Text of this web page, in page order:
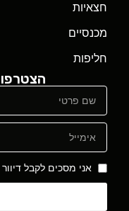
חצאיות
מכנסיים
חליפות
הצטרפו
אני מסכים לקבל